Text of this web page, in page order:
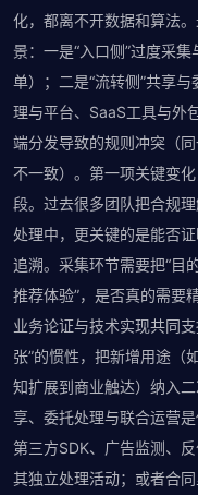
化，都离不开数据和算法
景：一是“入口侧”过度采
单）；二是“流转侧”共享
理与平台、SaaS工具与外
端分发导致的规则冲突（
不一致）。第一项关键变
段。过去很多团队把合规
处理中，更关键的是能否
追溯。采集环节需要把“目
推荐体验”，是否真的需要
业务论证与技术实现共同
张”的惯性，把新增用途（
知扩展到商业触达）纳入
享、委托处理与联合运营
第三方SDK、广告监测、
其独立处理活动；或者合